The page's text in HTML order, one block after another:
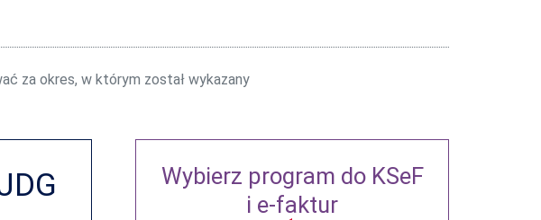
za okres, w którym został wykazany
Wybierz program do KSeF
i e-faktur